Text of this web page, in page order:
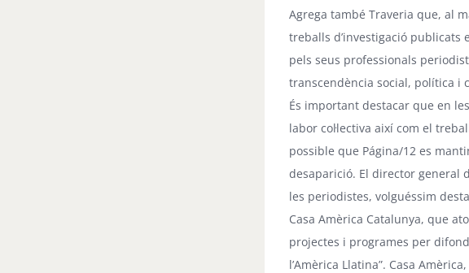
Agrega també Traveria que, al
treballs d’investigació publicats
pels seus professionals
transcendència social, política i
És important destacar que en
labor col·lectiva així com el
possible que Página/12 es
desaparició. El director general
les periodistes, volguéssim
Casa Amèrica Catalunya, que
projectes i programes per
l’Amèrica Llatina”. Casa